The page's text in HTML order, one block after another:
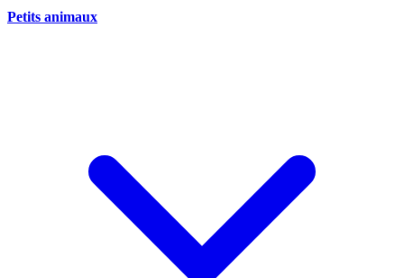
Petits animaux